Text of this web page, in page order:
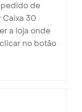
de
30
a loja onde
no botão